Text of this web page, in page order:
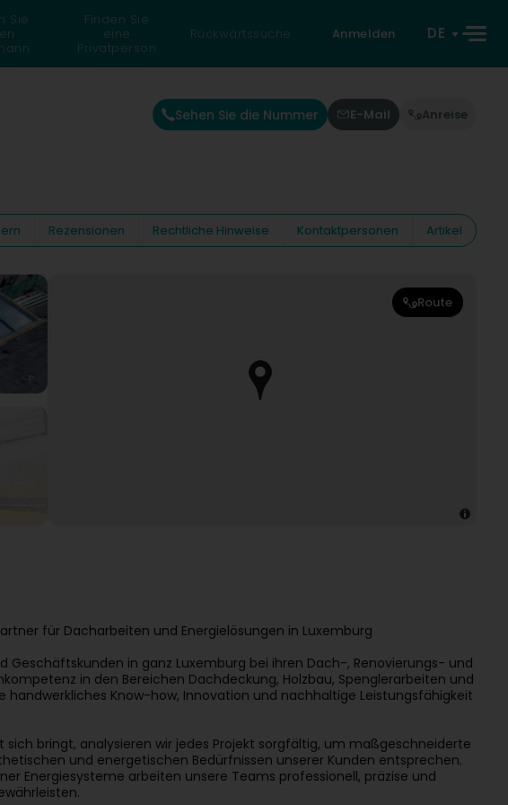
Sie
Finden Sie
eine
Privatperson
Rückwärtssuche Anmelden DE
Sehen Sie die Nummer E-Mail Anreise
Rezensionen Rechtliche Hinweise Kontaktpersonen
Artikel
Route
für Dacharbeiten und Energielösungen in Luxemburg
in ganz Luxemburg bei ihren Dach-, Renovierungs- und
in den Bereichen Dachdeckung, Holzbau, Spenglerarbeiten und
handwerkliches Know-how, Innovation und nachhaltige Leistungsfähigkeit
bringt, analysieren wir jedes Projekt sorgfältig, um maßgeschneiderte
und energetischen Bedürfnissen unserer Kunden entsprechen.
Energiesysteme arbeiten unsere Teams professionell, präzise und